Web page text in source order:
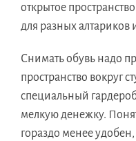
открытое
для разных алтариков
Снимать обувь надо
пространство вокруг
специальный
мелкую денежку.
гораздо менее